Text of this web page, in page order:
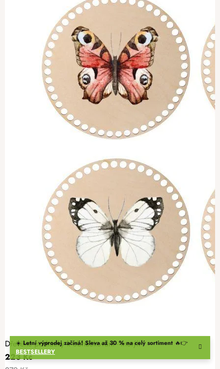
☀️Letní výprodej začíná! Sleva až 30 % na celý sortiment 🔥👉
BESTSELLERY
Dřevěné podtácky k obháčkování - motýli
223 Kč